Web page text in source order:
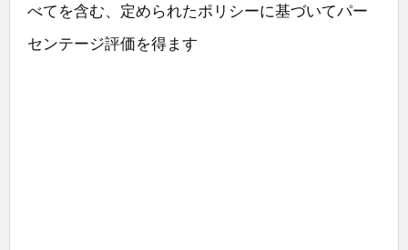
べてを含む、定められたポリシーに基づいてパー
センテージ評価を得ます